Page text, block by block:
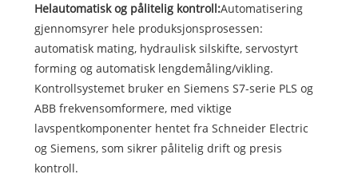
Helautomatisk og pålitelig kontroll:Automatisering
gjennomsyrer hele produksjonsprosessen:
automatisk mating, hydraulisk silskifte, servostyrt
forming og automatisk lengdemåling/vikling.
Kontrollsystemet bruker en Siemens S7-serie PLS og
ABB frekvensomformere, med viktige
lavspentkomponenter hentet fra Schneider Electric
og Siemens, som sikrer pålitelig drift og presis
kontroll.